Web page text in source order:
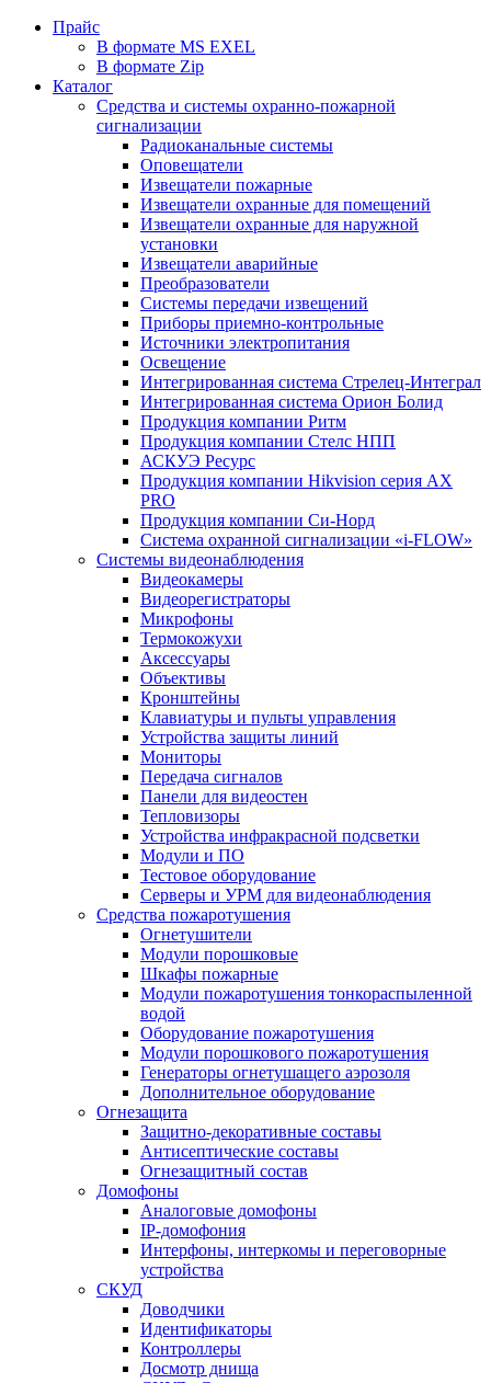
Прайс
В формате MS EXEL
В формате Zip
Каталог
Средства и системы охранно-пожарной
сигнализации
Радиоканальные системы
Оповещатели
Извещатели пожарные
Извещатели охранные для помещений
Извещатели охранные для наружной
установки
Извещатели аварийные
Преобразователи
Системы передачи извещений
Приборы приемно-контрольные
Источники электропитания
Освещение
Интегрированная система Стрелец-Интеграл
Интегрированная система Орион Болид
Продукция компании Ритм
Продукция компании Стелс НПП
АСКУЭ Ресурс
Продукция компании Hikvision серия AX
PRO
Продукция компании Си-Норд
Система охранной сигнализации «i-FLOW»
Системы видеонаблюдения
Видеокамеры
Видеорегистраторы
Микрофоны
Термокожухи
Аксессуары
Объективы
Кронштейны
Клавиатуры и пульты управления
Устройства защиты линий
Мониторы
Передача сигналов
Панели для видеостен
Тепловизоры
Устройства инфракрасной подсветки
Модули и ПО
Тестовое оборудование
Серверы и УРМ для видеонаблюдения
Средства пожаротушения
Огнетушители
Модули порошковые
Шкафы пожарные
Модули пожаротушения тонкораспыленной
водой
Оборудование пожаротушения
Модули порошкового пожаротушения
Генераторы огнетушащего аэрозоля
Дополнительное оборудование
Огнезащита
Защитно-декоративные составы
Антисептические составы
Огнезащитный состав
Домофоны
Аналоговые домофоны
IP-домофония
Интерфоны, интеркомы и переговорные
устройства
СКУД
Доводчики
Идентификаторы
Контроллеры
Досмотр днища